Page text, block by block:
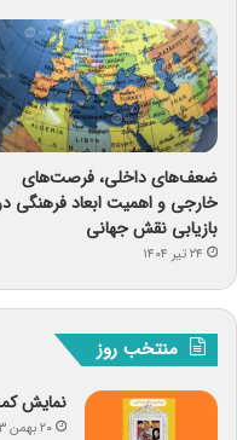
ضعف‌های داخلی، فرصت‌های
خارجی و اهمیت ابعاد فرهنگی
بازیابی نقش جهانی
۲۴ تیر ۱۴۰۴
منتخب روز
نمایش
۲۰ بهمن ۱۴۰۳